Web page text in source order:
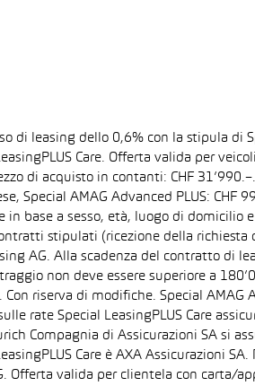
di leasing dello 0,6% con la stipula di
Care. Offerta valida per
di acquisto in contanti: CHF
Special AMAG Advanced PLUS: CHF
in base a sesso, età, luogo di
stipulati (ricezione della
AG. Alla scadenza del contratto di
non deve essere superiore a
riserva di modifiche. Special
rate Special LeasingPLUS Care
Compagnia di Assicurazioni SA si
Care è AXA Assicurazioni
Offerta valida per clientela con carta/